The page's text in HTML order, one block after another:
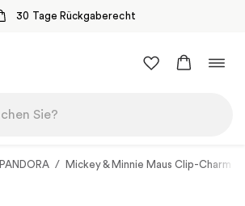
30 Tage Rückgaberecht
PANDORA / Mickey & Minnie Maus Clip-Charm